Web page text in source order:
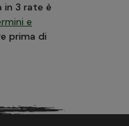
in 3 rate è
e
prima di